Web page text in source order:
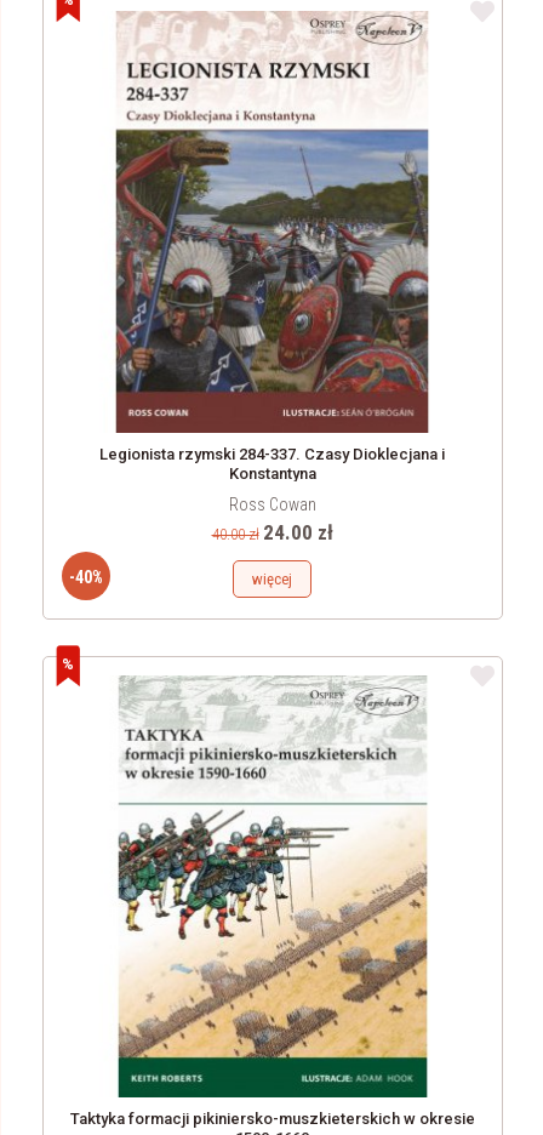
-40%
Legionista rzymski 284-337. Czasy Dioklecjana i
Konstantyna
Ross Cowan
40.00 zł 24.00 zł
więcej
Taktyka formacji pikiniersko-muszkieterskich w okresie